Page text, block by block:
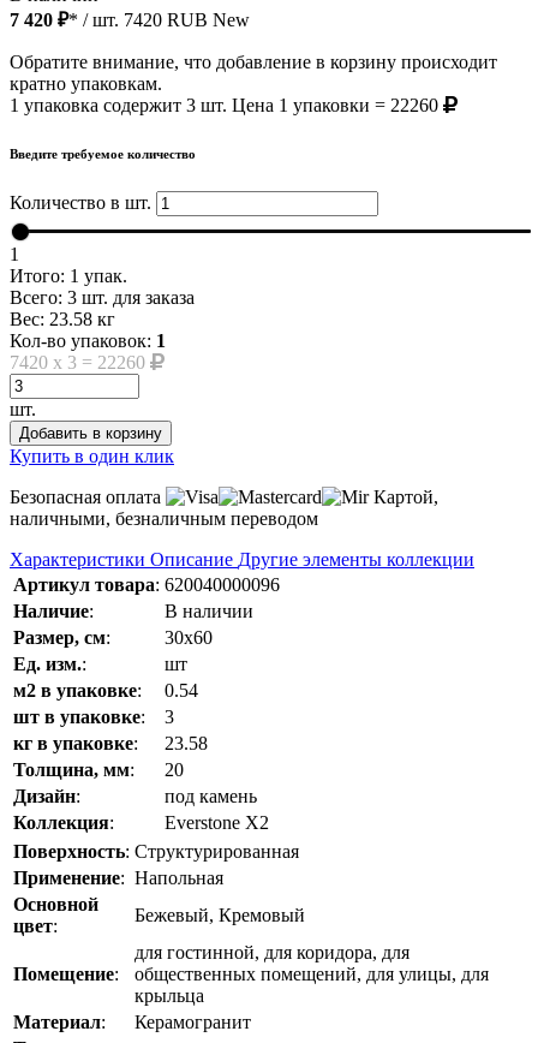
7 420 ₽* / шт. 7420 RUB New
Обратите внимание, что добавление в корзину происходит
кратно упаковкам.
1 упаковка содержит 3 шт. Цена 1 упаковки = 22260
Введите требуемое количество
Количество в шт.
1
Итого: 1 упак.
Всего: 3 шт. для заказа
Вес: 23.58 кг
Кол-во упаковок: 1
7420 x 3 = 22260
шт.
Добавить в корзину
Купить в один клик
Безопасная оплата
Картой,
наличными, безналичным переводом
Характеристики Описание Другие элементы коллекции
Артикул товара: 620040000096
Наличие:
В наличии
Размер, см:
30x60
Ед. изм.:
шт
м2 в упаковке:
0.54
шт в упаковке:
3
кг в упаковке:
23.58
Толщина, мм:
20
Дизайн:
под камень
Коллекция:
Everstone Х2
Поверхность: Структурированная
Применение: Напольная
Основной
цвет:
Бежевый, Кремовый
Помещение:
для гостинной, для коридора, для
общественных помещений, для улицы, для
крыльца
Материал:
Керамогранит